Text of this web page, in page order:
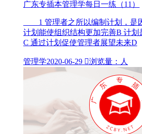
广东专插本管理学每日一练（11）
1 管理者之所以编制计划，
计划能使组织结构更加完善B 计
C 通过计划促使管理者展望未来D
管理学2020-06-29 浏览量：人